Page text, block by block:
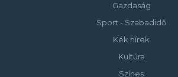
Gazdaság
Sport - Szabadidő
Kék hírek
Kultúra
Színes